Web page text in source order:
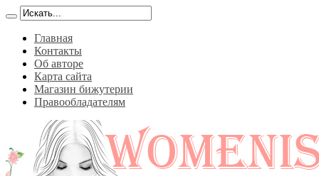
Главная
Контакты
Об авторе
Карта сайта
Магазин бижутерии
Правообладателям